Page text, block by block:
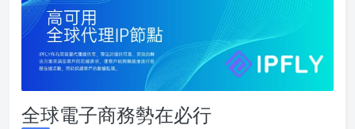
全球電子商務勢在必行